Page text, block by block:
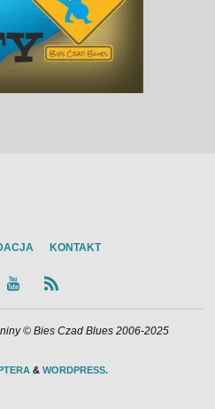
KONTAKT
© Bies Czad Blues 2006-2025
& WORDPRESS.